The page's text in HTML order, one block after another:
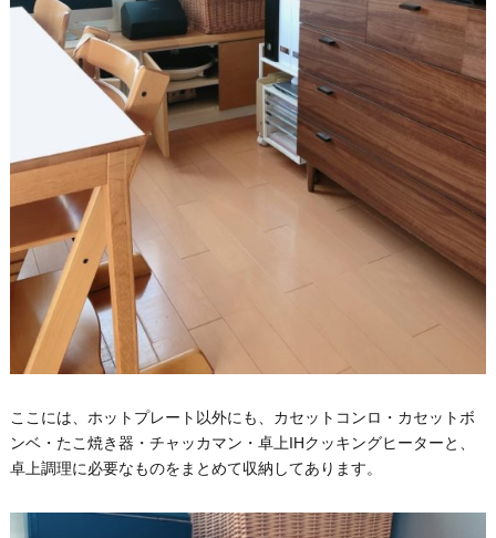
ここには、ホットプレート以外にも、カセットコンロ・カセットボ
ンベ・たこ焼き器・チャッカマン・卓上IHクッキングヒーターと、
卓上調理に必要なものをまとめて収納してあります。